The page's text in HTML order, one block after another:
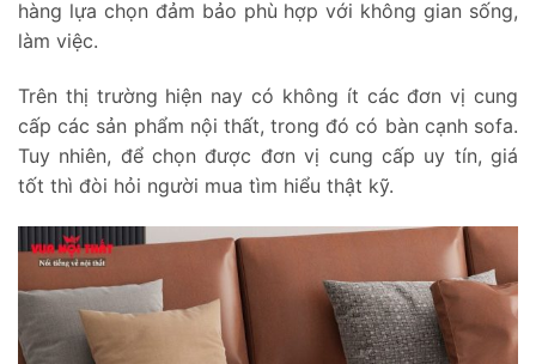
hàng lựa chọn đảm bảo phù hợp với không gian sống,
làm việc.
Trên thị trường hiện nay có không ít các đơn vị cung
cấp các sản phẩm nội thất, trong đó có bàn cạnh sofa.
Tuy nhiên, để chọn được đơn vị cung cấp uy tín, giá
tốt thì đòi hỏi người mua tìm hiểu thật kỹ.